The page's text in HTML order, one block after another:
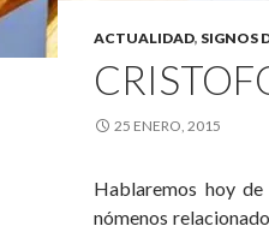
ACTUALIDAD, SIGNOS
25 ENERO, 2015
Hablaremos hoy
nómenos